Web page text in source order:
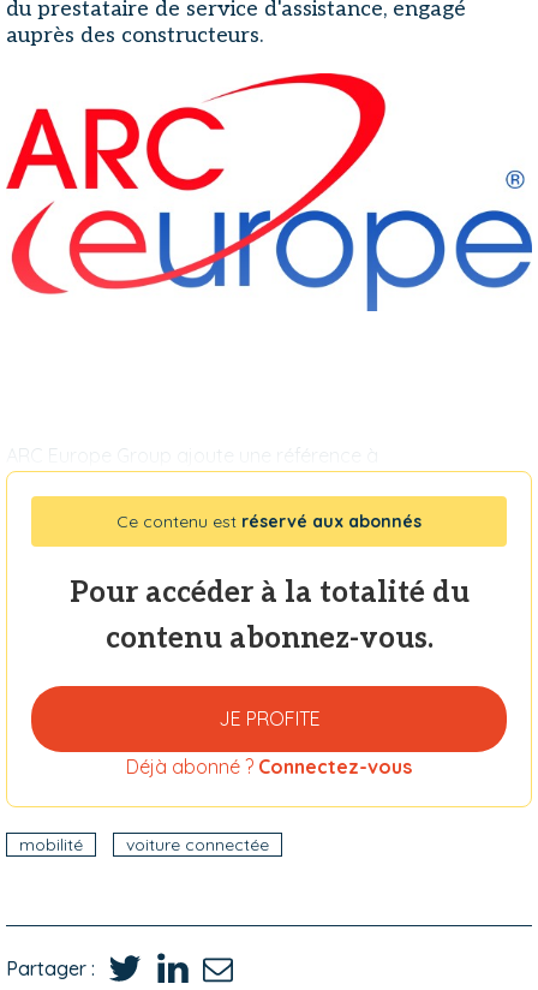
du prestataire de service d'assistance, engagé
auprès des constructeurs.
ARC Europe Group ajoute une référence à
Ce contenu est réservé aux abonnés
Pour accéder à la totalité du
contenu abonnez-vous.
JE PROFITE
Déjà abonné ? Connectez-vous
mobilité voiture connectée
Partager :